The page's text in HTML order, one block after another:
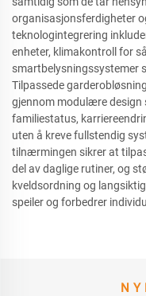
organisasjonsferdigheter
teknologintegrering
enheter, klimakontroll for
smartbelysningssystemer
Tilpassede
gjennom modulære design
familiestatus,
uten å kreve fullstendig
tilnærmingen sikrer at
del av daglige rutiner, og
kveldsordning og
speiler og forbedrer